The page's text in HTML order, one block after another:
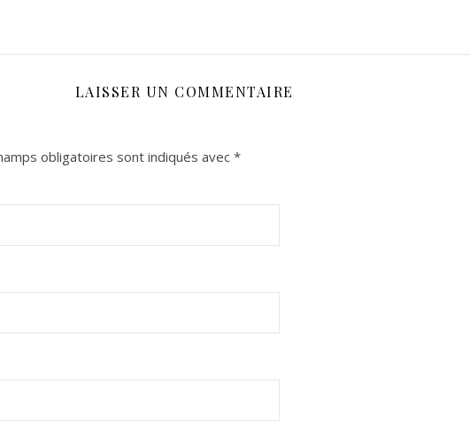
LAISSER UN COMMENTAIRE
obligatoires sont indiqués avec *